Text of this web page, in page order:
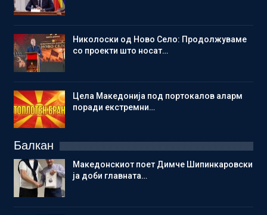
Николоски од Ново Село: Продолжуваме
со проекти што носат…
Цела Македонија под портокалов аларм
поради екстремни…
Балкан
Македонскиот поет Димче Шипинкаровски
ја доби главната…